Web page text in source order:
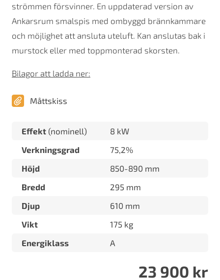
strömmen försvinner. En uppdaterad version av
Ankarsrum smalspis med ombyggd brännkammare
och möjlighet att ansluta uteluft. Kan anslutas bak i
murstock eller med toppmonterad skorsten.
Bilagor att ladda ner:
Måttskiss
Effekt (nominell)
8 kW
Verkningsgrad
75,2%
Höjd
850-890 mm
Bredd
295 mm
Djup
610 mm
Vikt
175 kg
Energiklass
A
23 900 kr